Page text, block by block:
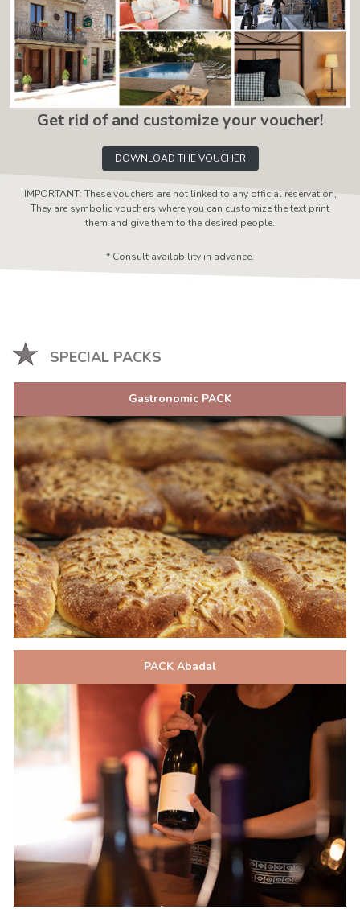
Get rid of and customize your voucher!
DOWNLOAD THE VOUCHER
IMPORTANT: These vouchers are not linked to any official reservation,
They are symbolic vouchers where you can customize the text print
them and give them to the desired people.
* Consult availability in advance.
SPECIAL PACKS
Gastronomic PACK
PACK Abadal